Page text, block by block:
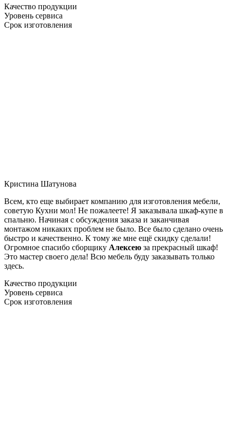
Качество продукции
Уровень сервиса
Срок изготовления
Кристина Шатунова
Всем, кто еще выбирает компанию для изготовления мебели,
советую Кухни мол! Не пожалеете! Я заказывала шкаф-купе в
спальню. Начиная с обсуждения заказа и заканчивая
монтажом никаких проблем не было. Все было сделано очень
быстро и качественно. К тому же мне ещё скидку сделали!
Огромное спасибо сборщику Алексею за прекрасный шкаф!
Это мастер своего дела! Всю мебель буду заказывать только
здесь.
Качество продукции
Уровень сервиса
Срок изготовления